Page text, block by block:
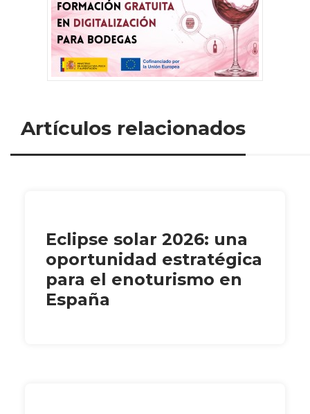
Artículos relacionados
Eclipse solar 2026: una
oportunidad estratégica
para el enoturismo en
España